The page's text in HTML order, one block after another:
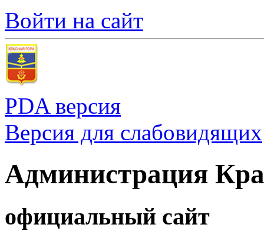
Войти на сайт
PDA версия
Версия для слабовидящих
Администрация
официальный сайт